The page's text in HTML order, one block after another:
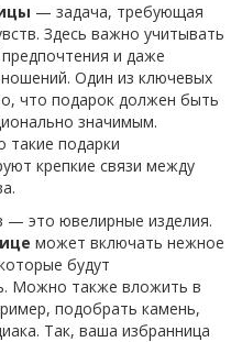
— задача, требующая
Здесь важно учитывать
и даже
Один из ключевых
что подарок должен быть
значимым.
такие подарки
крепкие связи между
— это ювелирные изделия.
может включать нежное
будут
Можно также вложить в
подобрать камень,
Так, ваша избранница